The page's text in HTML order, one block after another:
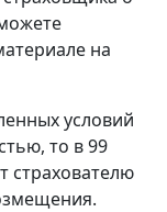
на
условий
то в 99
страхователю